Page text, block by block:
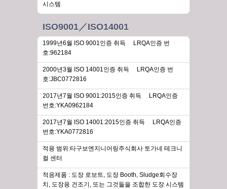
시스템
ISO9001／ISO14001
1999년6월 ISO 9001인증 취득 LRQA인증 번
호:962184
2000년3월 ISO 14001인증 취득 LRQA인증 번
호:JBC0772816
2017년7월 ISO 9001:2015인증 취득 LRQA인증
번호:YKA0962184
2017년7월 ISO 14001:2015인증 취득 LRQA인증
번호:YKA0772816
적용 범위:타구보엔지니어링주식회사 토가네 테크니
컬 센터
적응제품 : 도장 로보트, 도장 Booth, Sludge회수장
치, 도장용 건조기, 또는 그것들을 조합한 도장 시스템